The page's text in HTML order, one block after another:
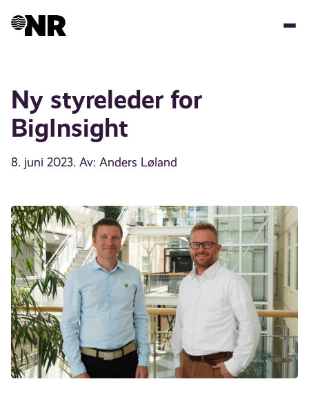
Ny styreleder for
BigInsight
8. juni 2023. Av: Anders Løland